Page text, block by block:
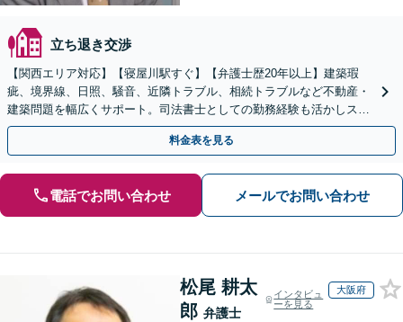
立ち退き交渉
【関西エリア対応】【寝屋川駅すぐ】【弁護士歴20年以上】建築瑕
疵、境界線、日照、騒音、近隣トラブル、相続トラブルなど不動産・
建築問題を幅広くサポート。司法書士としての勤務経験も活かしスム
ーズに対処。【初回相談無料】【夜間・休日の相談可能】
料金表を見る
電話でお問い合わせ メールでお問い合わせ
松尾 耕太
郎 弁護士
インタビュ
ーを見る
大阪府